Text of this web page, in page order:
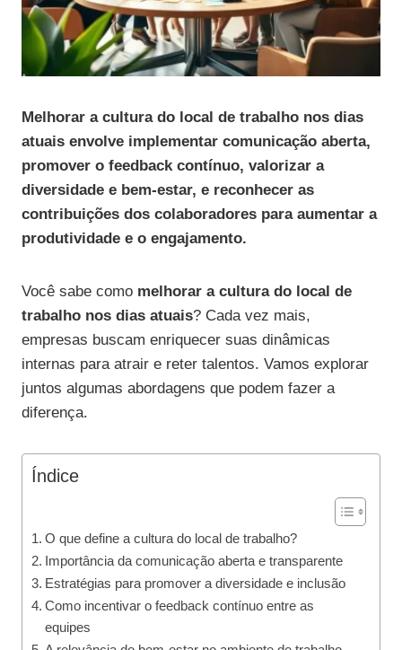
Melhorar a cultura do local de trabalho nos dias
atuais envolve implementar comunicação aberta,
promover o feedback contínuo, valorizar a
diversidade e bem-estar, e reconhecer as
contribuições dos colaboradores para aumentar a
produtividade e o engajamento.
Você sabe como melhorar a cultura do local de
trabalho nos dias atuais? Cada vez mais,
empresas buscam enriquecer suas dinâmicas
internas para atrair e reter talentos. Vamos explorar
juntos algumas abordagens que podem fazer a
diferença.
Índice
O que define a cultura do local de trabalho?
Importância da comunicação aberta e transparente
Estratégias para promover a diversidade e inclusão
Como incentivar o feedback contínuo entre as
equipes